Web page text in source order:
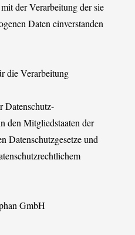
der Verarbeitung der sie
Daten einverstanden
die Verarbeitung
Datenschutz-
den Mitgliedstaaten der
Datenschutzgesetze und
GmbH